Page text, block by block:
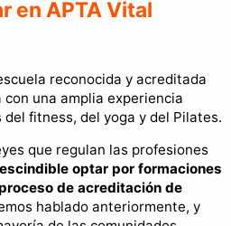
en APTA Vital
reconocida y acreditada
con una amplia experiencia
fitness, del yoga y del Pilates.
que regulan las profesiones
optar por formaciones
de acreditación de
hablado anteriormente, y